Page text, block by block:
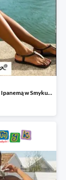
Gorące lato z Ipanemą w Smyku do -30%